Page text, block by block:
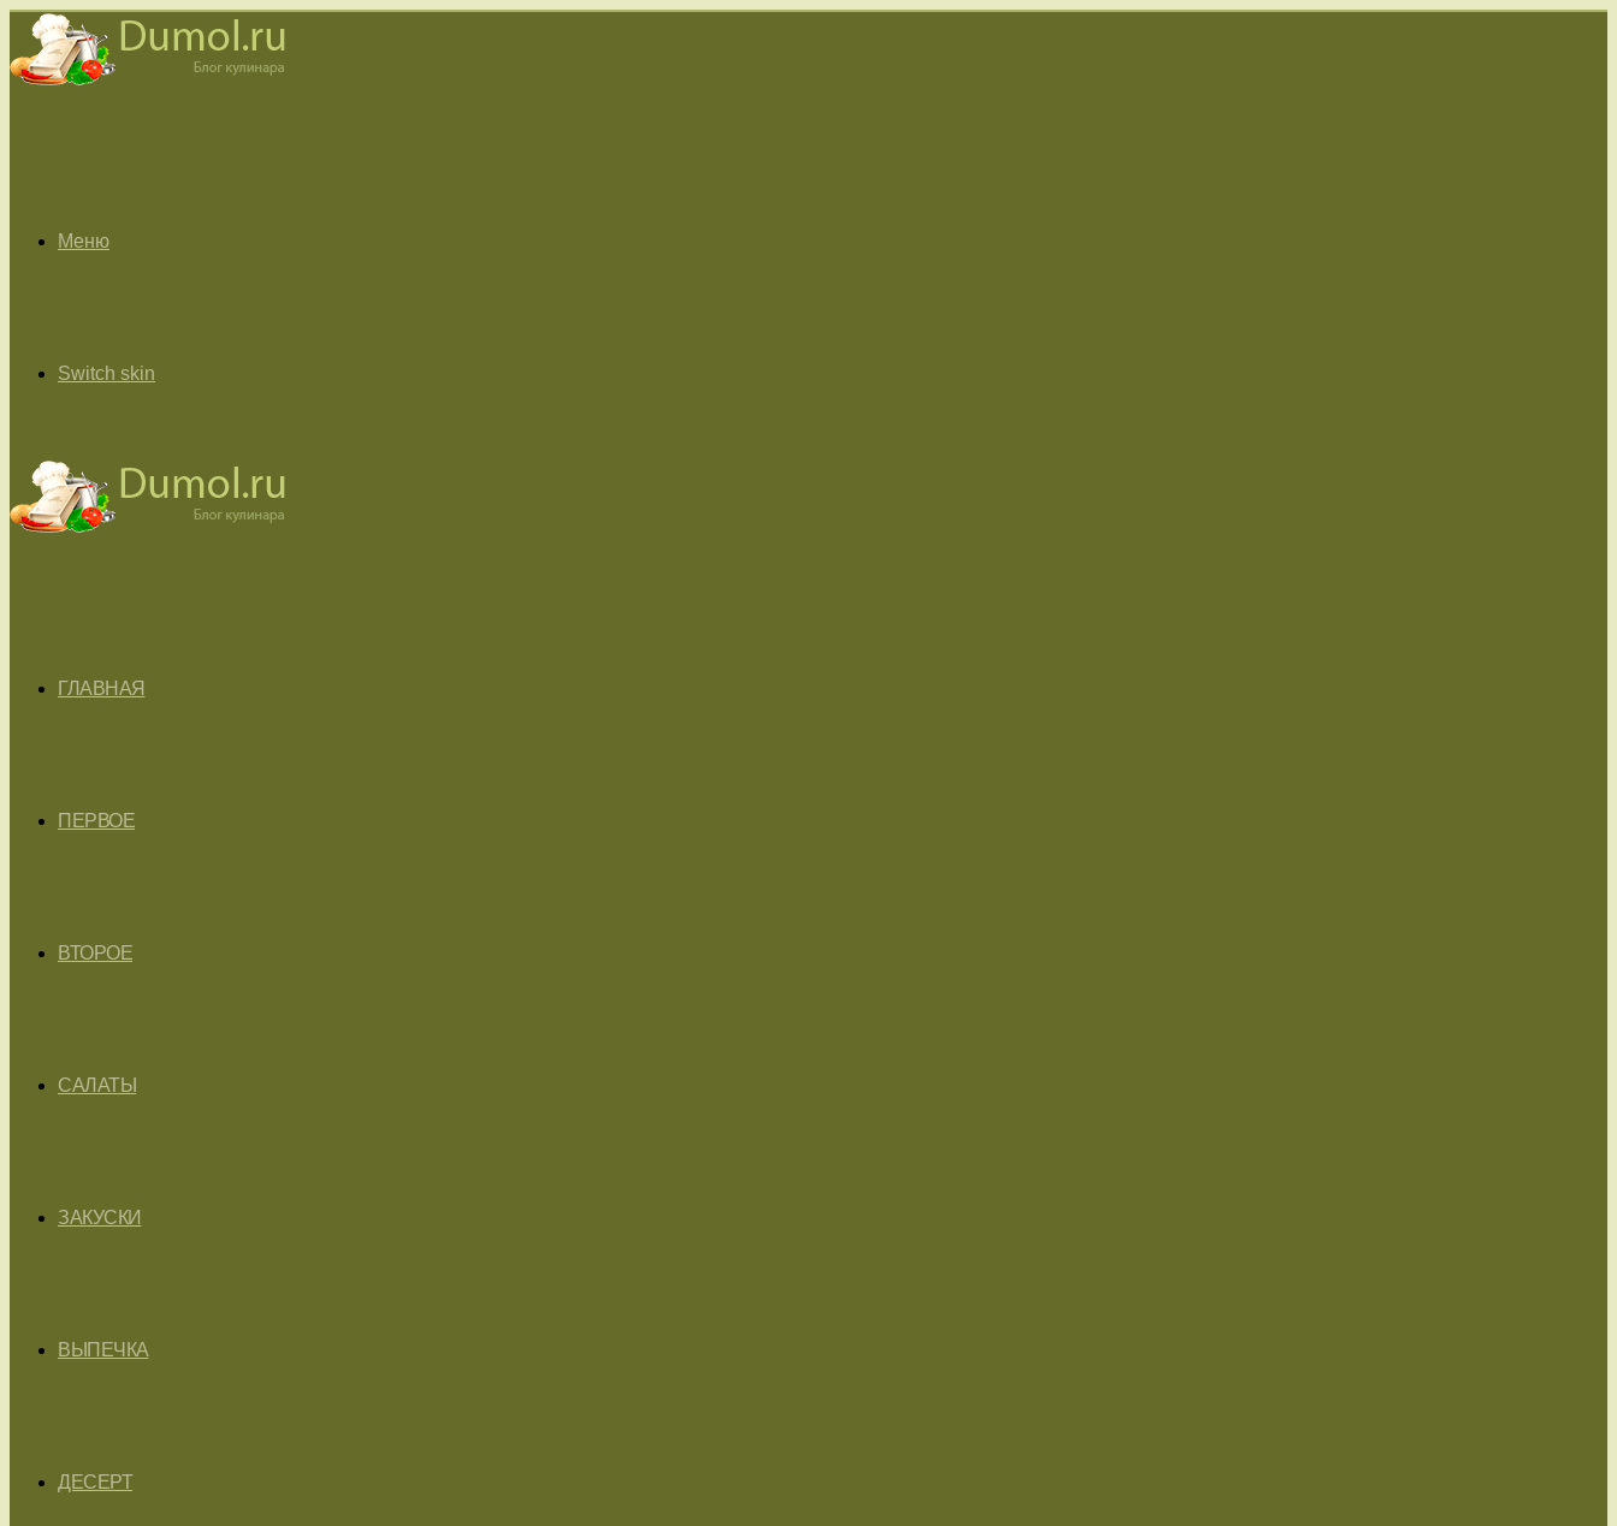
Меню
Switch skin
ГЛАВНАЯ
ПЕРВОЕ
ВТОРОЕ
САЛАТЫ
ЗАКУСКИ
ВЫПЕЧКА
ДЕСЕРТ